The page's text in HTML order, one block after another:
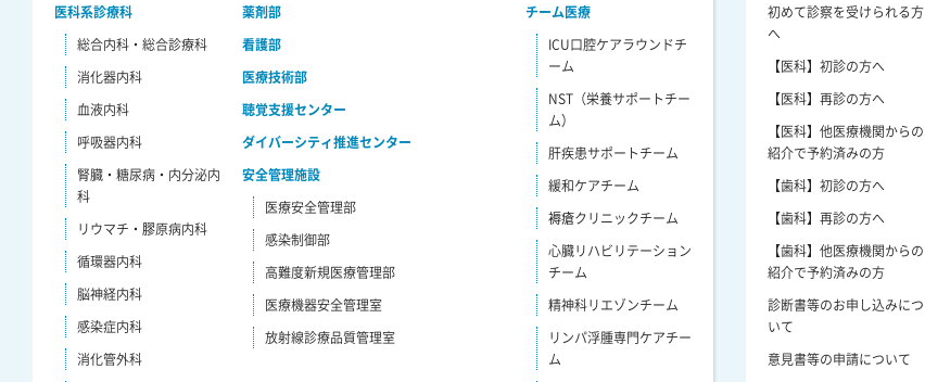
医科系診療科
総合内科・総合診療科
消化器内科
血液内科
呼吸器内科
腎臓・糖尿病・内分泌内
科
リウマチ・膠原病内科
循環器内科
脳神経内科
感染症内科
消化管外科
薬剤部
看護部
医療技術部
聴覚支援センター
ダイバーシティ推進センター
安全管理施設
医療安全管理部
感染制御部
高難度新規医療管理部
医療機器安全管理室
放射線診療品質管理室
チーム医療
ICU口腔ケアラウンドチ
ーム
NST（栄養サポートチー
ム）
肝疾患サポートチーム
緩和ケアチーム
褥瘡クリニックチーム
心臓リハビリテーション
チーム
精神科リエゾンチーム
リンパ浮腫専門ケアチー
ム
初めて診察を受けられる方
へ
【医科】初診の方へ
【医科】再診の方へ
【医科】他医療機関からの
紹介で予約済みの方
【歯科】初診の方へ
【歯科】再診の方へ
【歯科】他医療機関からの
紹介で予約済みの方
診断書等のお申し込みにつ
いて
意見書等の申請について